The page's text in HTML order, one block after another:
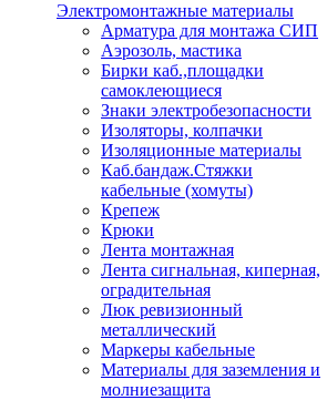
Электромонтажные материалы
Арматура для монтажа СИП
Аэрозоль, мастика
Бирки каб.,площадки
самоклеющиеся
Знаки электробезопасности
Изоляторы, колпачки
Изоляционные материалы
Каб.бандаж.Стяжки
кабельные (хомуты)
Крепеж
Крюки
Лента монтажная
Лента сигнальная, киперная,
оградительная
Люк ревизионный
металлический
Маркеры кабельные
Материалы для заземления и
молниезащита